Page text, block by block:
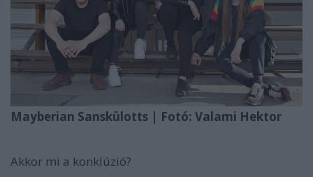
Mayberian Sanskülotts | Fotó: Valami Hektor
Akkor mi a konklúzió?